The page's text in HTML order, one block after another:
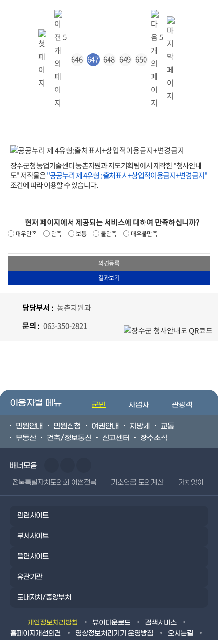
646 647 648 649 650
장수군청 농업기술센터 농촌지원과 지도기획팀에서 제작한 "청사안내
도" 저작물은"공공누리 제 4유형 : 출처표시+상업적이용금지+변경금지"
조건에 따라 이용할 수 있습니다.
현재 페이지에서 제공되는 서비스에 대하여 만족하십니까?
매우만족 만족 보통 불만족 매우불만족
담당부서 : 농촌지원과
문의 : 063-350-2821
이용자별 메뉴 군민 사업자 관광객
민원안내 민원신청 여권안내 지방세
교통
부동산
건축/정보통신 신고센터 장수소식
배너모음
전북특별자치도의회 어썸전북 기초연금 모의계산 가치앗이
관련사이트
부서사이트
읍면사이트
유관기관
도내자치/중앙부처
개인정보처리방침 뷰어다운로드
검색서비스
홈페이지개선의견
영상정보처리기기 운영방침
오시는길